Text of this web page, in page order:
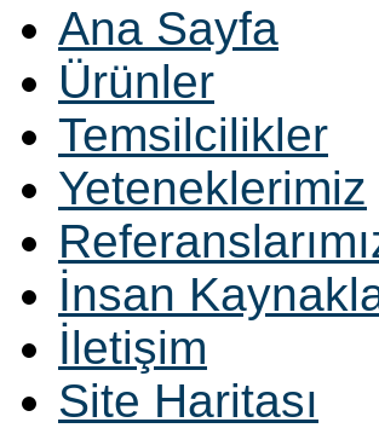
Ana Sayfa
Ürünler
Temsilcilikler
Yeteneklerimiz
İnsan
İletişim
Site Haritası